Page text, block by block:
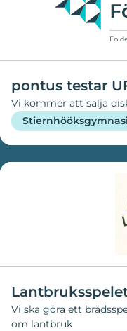
funktionella
prestation och
ofta förknippas med höga
att förändra
hjälper människor att
som de tar hand om
marknaden för
hälsosamt och
prestera bättre i
sin hälsa.
pontus testar
Vi kommer att sälja
Vi ska göra ett
om lantbruk